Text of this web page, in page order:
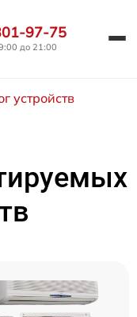
97-75
до 21:00
устройств